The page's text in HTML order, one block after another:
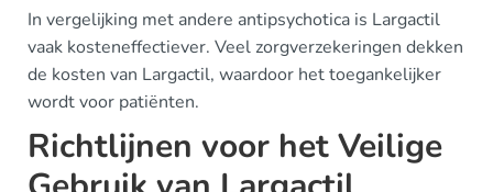
In vergelijking met andere antipsychotica is Largactil
vaak kosteneffectiever. Veel zorgverzekeringen dekken
de kosten van Largactil, waardoor het toegankelijker
wordt voor patiënten.
Richtlijnen voor het Veilige